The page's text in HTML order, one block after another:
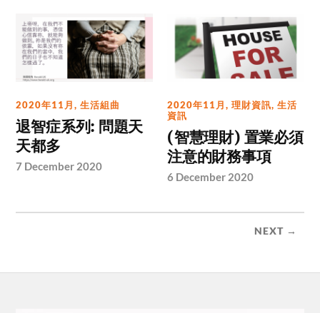
2020年11月,生活組曲
退智症系列: 問題天
天都多
7 December 2020
2020年11月,理財資訊,生活
資訊
(智慧理財) 置業必須
注意的財務事項
6 December 2020
NEXT →